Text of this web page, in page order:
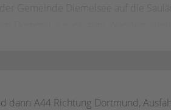
Gemeinde Diemelsee auf die
dann A44 Richtung Dortmund,